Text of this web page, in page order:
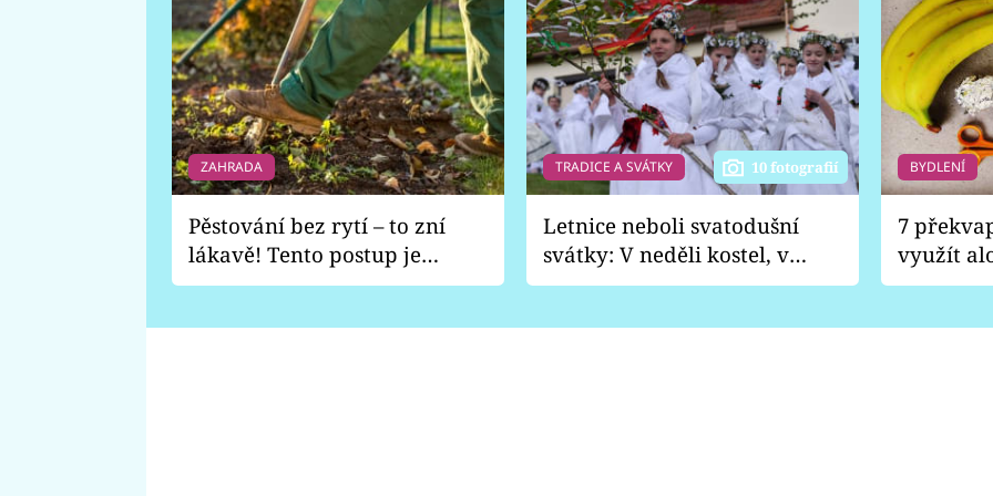
ZAHRADA
Pěstování bez rytí – to zní
lákavě! Tento postup je
vhodný jen pro některé
TRADICE A SVÁTKY 10 fotografií
Letnice neboli svatodušní
svátky: V neděli kostel, v
pondělí zábava
BYDLENÍ
7
využít